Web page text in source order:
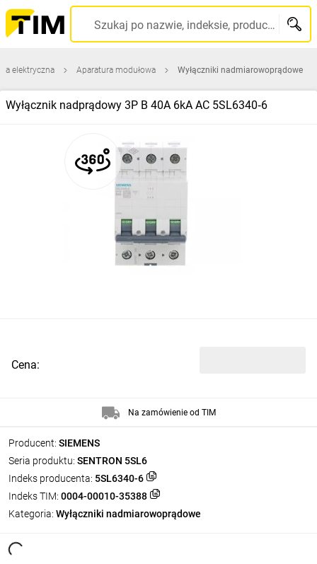
Szukaj po nazwie, indeksie, producencie, kodzie kreskowym...
elektryczna Aparatura modułowa Wyłączniki nadmiarowoprądowe
Wyłącznik nadprądowy 3P B 40A 6kA AC 5SL6340‑6
Producent: SIEMENS
Seria produktu: SENTRON 5SL6
Indeks producenta: 5SL6340-6
Indeks TIM: 0004-00010-35388
Kategoria: Wyłączniki nadmiarowoprądowe
Cena:
Na zamówienie od TIM